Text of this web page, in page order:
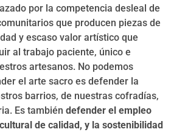
por la competencia desleal de
que producen piezas de
y escaso valor artístico que
al trabajo paciente, único e
artesanos. No podemos
el arte sacro es defender la
barrios, de nuestras cofradías,
Es también defender el empleo
de calidad, y la sostenibilidad